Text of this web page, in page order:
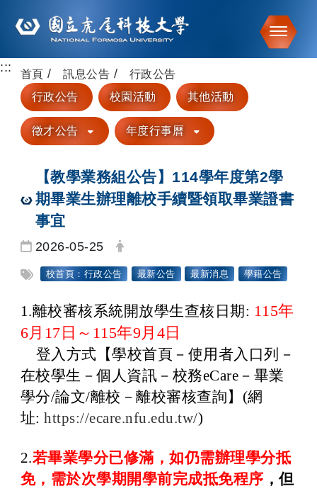
跳到主要內容
::: 首頁 訊息公告
行政公告
行政公告
校園活動 其他活動
徵才公告 年度行事曆
【教學業務組公告】114學年度第2學
期畢業生辦理離校手續暨領取畢業證書
事宜
日期：
2026-05-25
發布者：
標籤：
校首頁：行政公告 最新公告 最新消息 學籍公告
1.離校審核系統開放學生查核日期 : 115年
6月17日～115年9月4日
登入方式【學校首頁－使用者入口列－
在校學生－個人資訊－校務eCare －畢業
學分/論文/離校－離校審核查詢】(網
址: https://ecare.nfu.edu.tw/)
2.若畢業學分已修滿，如仍需辦理學分抵
免，需於次學期開學前完成抵免程序 ，但